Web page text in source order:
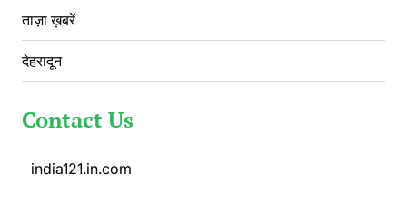
ताज़ा ख़बरें
देहरादून
Contact Us
india121.in.com